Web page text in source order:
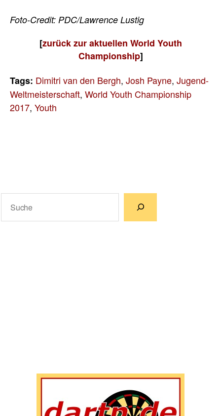
Foto-Credit: PDC/Lawrence Lustig
[zurück zur aktuellen World Youth
Championship]
Tags: Dimitri van den Bergh, Josh Payne, Jugend-
Weltmeisterschaft, World Youth Championship
2017, Youth